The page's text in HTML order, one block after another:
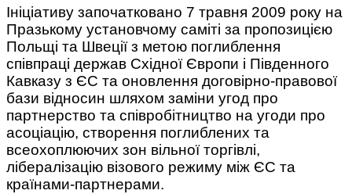
Ініціативу започатковано 7 травня 2009 року на
Празькому установчому саміті за пропозицією
Польщі та Швеції з метою поглиблення
співпраці держав Східної Європи і Південного
Кавказу з ЄС та оновлення договірно-правової
бази відносин шляхом заміни угод про
партнерство та співробітництво на угоди про
асоціацію, створення поглиблених та
всеохоплюючих зон вільної торгівлі,
лібералізацію візового режиму між ЄС та
країнами-партнерами.